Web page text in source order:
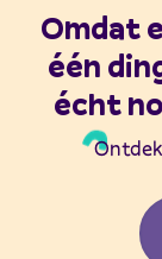
Omdat
één
écht